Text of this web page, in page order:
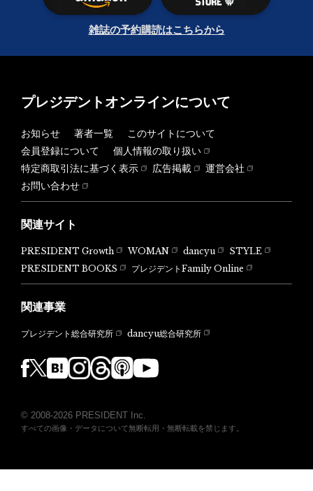
雑誌の予約購読はこちらから
プレジデントオンラインについて
お知らせ 著者一覧
このサイトについて
会員登録について
個人情報の取り扱い
特定商取引法に基づく表示
広告掲載
運営会社
お問い合わせ
関連サイト
PRESIDENT Growth WOMAN dancyu
STYLE
PRESIDENT BOOKS
プレジデントFamily Online
関連事業
プレジデント総合研究所 dancyu総合研究所
© 2008-2026 PRESIDENT Inc.
すべての画像・データについて無断転用・無断転載を禁じます。